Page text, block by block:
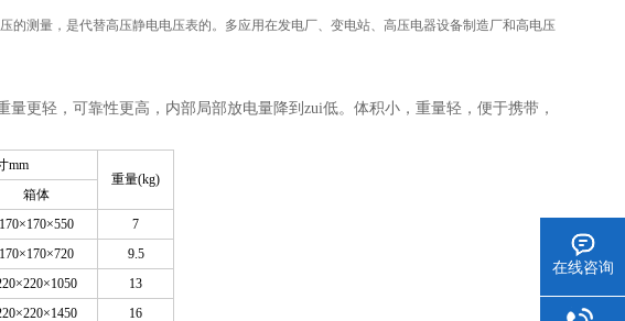
的测量，是代替高压静电电压表的。多应用在发电厂、变电站、高压电器设备制造厂和高电压
更轻，可靠性更高，内部局部放电量降到zui低。体积小，重量轻，便于携带，
mm
重量(kg)
箱体
170×170×550
7
170×170×720
9.5
13
16
在线咨询